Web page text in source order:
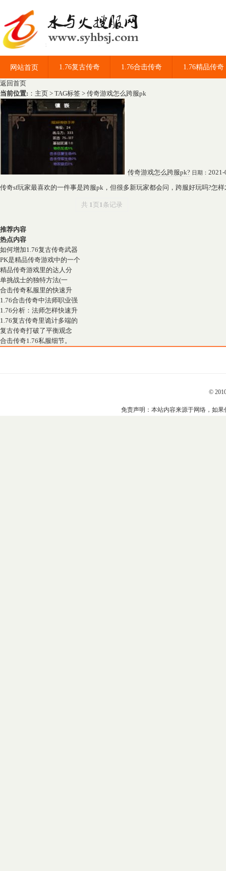
网站首页 1.76复古传奇 1.76合击传奇 1.76精品传奇
返回首页
当前位置: ： 主页 > TAG标签 > 传奇游戏怎么跨服pk
传奇游戏怎么跨服pk? 日期：
传奇sf玩家最喜欢的一件事是跨服pk，但很多新玩家都会问，跨服好玩吗?怎
共 1页1条记录
推荐内容
热点内容
如何增加1.76复古传奇武器
PK是精品传奇游戏中的一个
精品传奇游戏里的达人分
单挑战士的独特方法(一
合击传奇私服里的快速升
1.76合击传奇中法师职业强
1.76分析：法师怎样快速升
1.76复古传奇里诡计多端的
复古传奇打破了平衡观念
合击传奇1.76私服细节。
©
免责声明：本站内容来源于网络，如